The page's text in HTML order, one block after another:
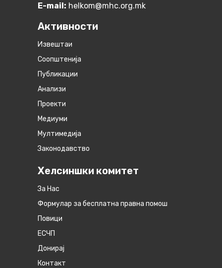
E-mail: helkom@mhc.org.mk
Активности
Извештаи
Соопштенија
Публикации
Анализи
Проекти
Медиуми
Мултимедија
Законодавство
Хелсиншки комитет
За Нас
Формулар за бесплатна правна помош
Повици
ЕСЧП
Донирај
Контакт